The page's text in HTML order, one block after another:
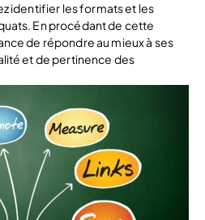
identifier les formats et les
En procédant de cette
de répondre au mieux à ses
et de pertinence des